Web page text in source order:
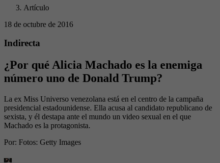
Artículo
18 de octubre de 2016
Indirecta
¿Por qué Alicia Machado es la enemiga
número uno de Donald Trump?
La ex Miss Universo venezolana está en el centro de la campaña
presidencial estadounidense. Ella acusa al candidato republicano de
sexista, y él destapa ante el mundo un video sexual en el que
Machado es la protagonista.
Por: Fotos: Getty Images